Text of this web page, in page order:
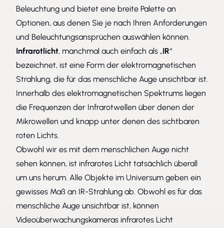
Beleuchtung und bietet eine breite Palette an
Optionen, aus denen Sie je nach Ihren Anforderungen
und Beleuchtungsansprüchen auswählen können.
Infrarotlicht, manchmal auch einfach als „IR“
bezeichnet, ist eine Form der elektromagnetischen
Strahlung, die für das menschliche Auge unsichtbar ist.
Innerhalb des elektromagnetischen Spektrums liegen
die Frequenzen der Infrarotwellen über denen der
Mikrowellen und knapp unter denen des sichtbaren
roten Lichts.
Obwohl wir es mit dem menschlichen Auge nicht
sehen können, ist infrarotes Licht tatsächlich überall
um uns herum. Alle Objekte im Universum geben ein
gewisses Maß an IR-Strahlung ab. Obwohl es für das
menschliche Auge unsichtbar ist, können
Videoüberwachungskameras infrarotes Licht